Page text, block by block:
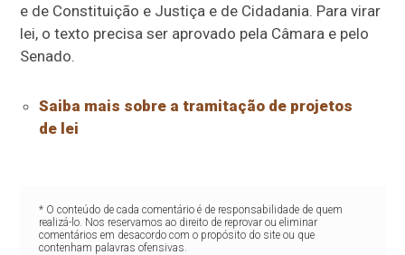
e de Constituição e Justiça e de Cidadania. Para virar
lei, o texto precisa ser aprovado pela Câmara e pelo
Senado.
Saiba mais sobre a tramitação de projetos
de lei
* O conteúdo de cada comentário é de responsabilidade de quem
realizá-lo. Nos reservamos ao direito de reprovar ou eliminar
comentários em desacordo com o propósito do site ou que
contenham palavras ofensivas.